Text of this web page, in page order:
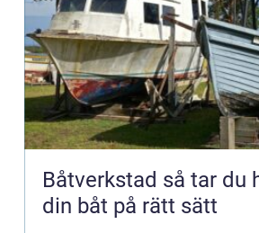
Båtverkstad så tar du hand om
din båt på rätt sätt